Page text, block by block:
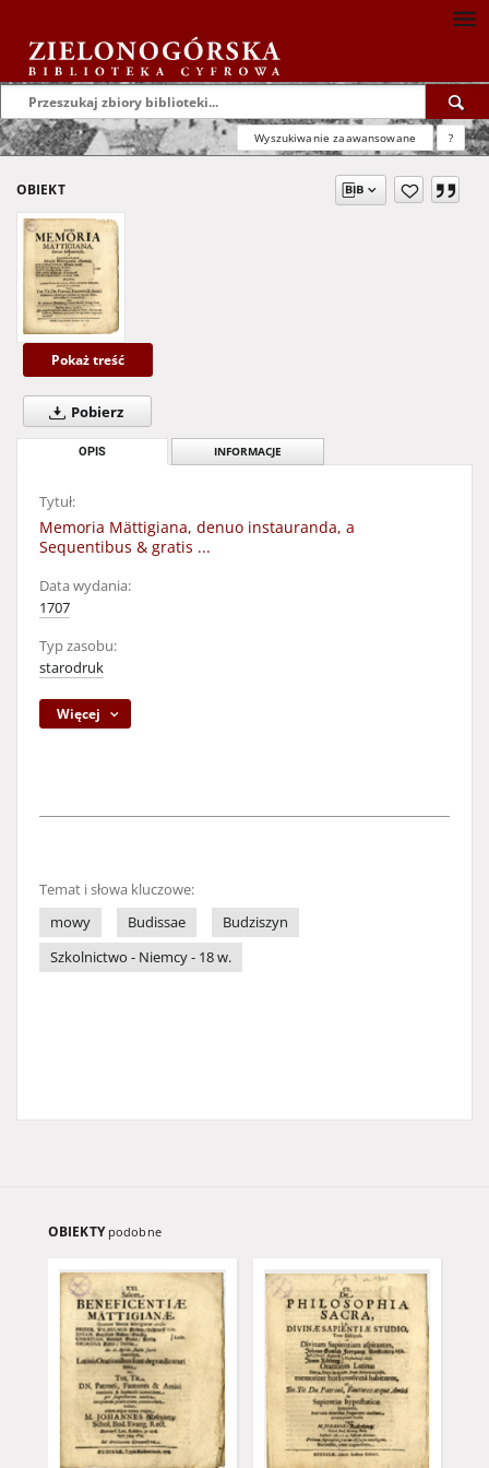
Wyszukiwanie zaawansowane ?
OBIEKT
Pokaż treść
Pobierz
OPIS INFORMACJE
Tytuł:
Memoria Mättigiana, denuo instauranda, a
Sequentibus & gratis ...
Data wydania:
1707
Typ zasobu:
starodruk
Więcej
Temat i słowa kluczowe:
mowy
Budissae
Budziszyn
Szkolnictwo - Niemcy - 18 w.
OBIEKTY podobne